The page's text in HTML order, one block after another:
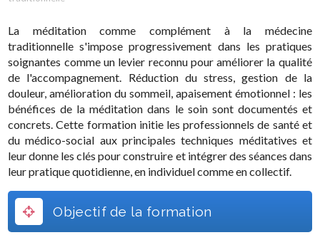
La méditation comme complément à la médecine
traditionnelle s'impose progressivement dans les pratiques
soignantes comme un levier reconnu pour améliorer la qualité
de l'accompagnement. Réduction du stress, gestion de la
douleur, amélioration du sommeil, apaisement émotionnel : les
bénéfices de la méditation dans le soin sont documentés et
concrets. Cette formation initie les professionnels de santé et
du médico-social aux principales techniques méditatives et
leur donne les clés pour construire et intégrer des séances dans
leur pratique quotidienne, en individuel comme en collectif.
Objectif de la formation